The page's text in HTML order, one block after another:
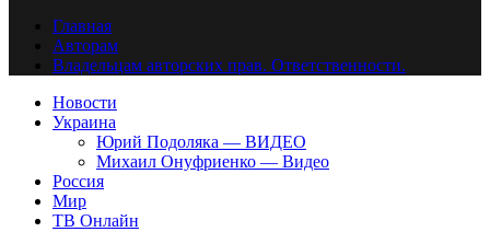
Главная
Авторам
Владельцам авторских прав. Ответственности.
Новости
Украина
Юрий Подоляка — ВИДЕО
Михаил Онуфриенко — Видео
Россия
Мир
ТВ Онлайн